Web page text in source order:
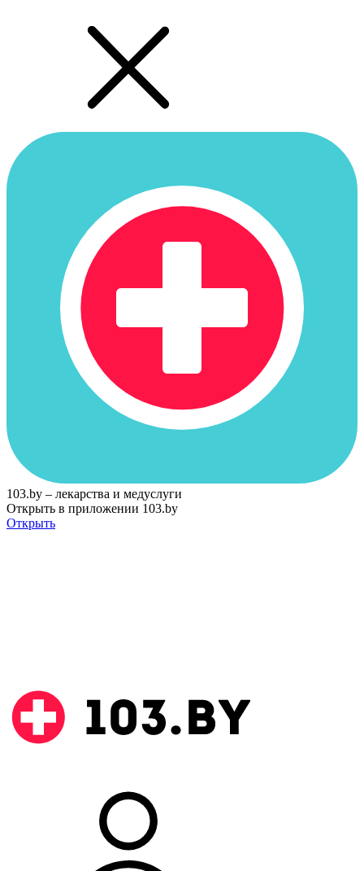
103.by – лекарства и медуслуги
Открыть в приложении 103.by
Открыть